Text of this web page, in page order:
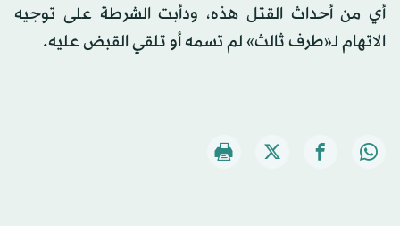
أي من أحداث القتل هذه، ودأبت الشرطة على توجيه
الاتهام لـ«طرف ثالث» لم تسمه أو تلقي القبض عليه.